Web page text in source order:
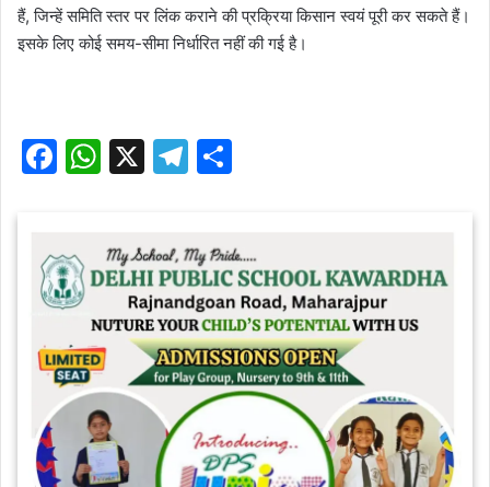
हैं, जिन्हें समिति स्तर पर लिंक कराने की प्रक्रिया किसान स्वयं पूरी कर सकते हैं।
इसके लिए कोई समय-सीमा निर्धारित नहीं की गई है।
F
e
b
o
k
W
s
A
p
p
X
T
gr
a
m
e